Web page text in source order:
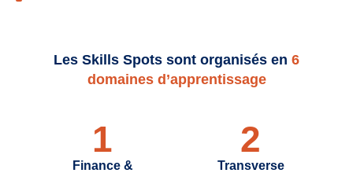
Les Skills Spots sont organisés en 6
domaines d’apprentissage
1
Finance &
2
Transverse